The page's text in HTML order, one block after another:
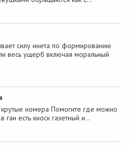
силу инета по формированию
весь ущерб включая моральный
крутые номера Помогите где можно
гаи есть киоск газетный и…